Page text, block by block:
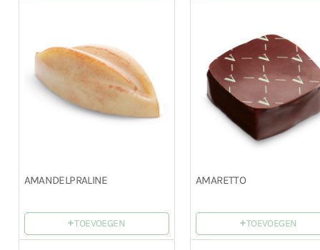
AMANDELPRALINE
+TOEVOEGEN
AMARETTO
+TOEVOEGEN